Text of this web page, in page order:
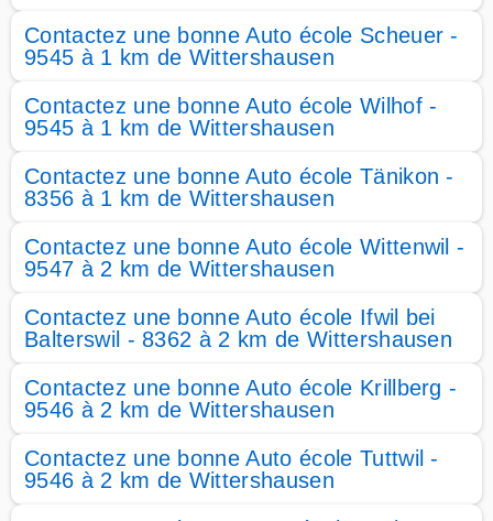
Contactez une bonne Auto école Scheuer -
9545 à 1 km de Wittershausen
Contactez une bonne Auto école Wilhof -
9545 à 1 km de Wittershausen
Contactez une bonne Auto école Tänikon -
8356 à 1 km de Wittershausen
Contactez une bonne Auto école Wittenwil -
9547 à 2 km de Wittershausen
Contactez une bonne Auto école Ifwil bei
Balterswil - 8362 à 2 km de Wittershausen
Contactez une bonne Auto école Krillberg -
9546 à 2 km de Wittershausen
Contactez une bonne Auto école Tuttwil -
9546 à 2 km de Wittershausen